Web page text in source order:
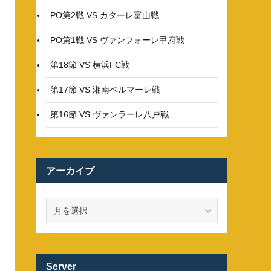
PO第2戦 VS カターレ富山戦
PO第1戦 VS ヴァンフォーレ甲府戦
第18節 VS 横浜FC戦
第17節 VS 湘南ベルマーレ戦
第16節 VS ヴァンラーレ八戸戦
アーカイブ
ブ
Server